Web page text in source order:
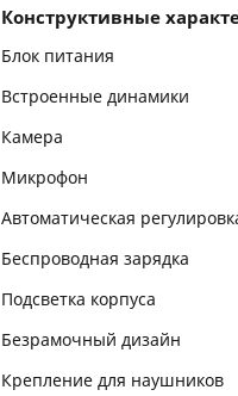
Конструктивные
Блок питания
Встроенные динамики
Камера
Микрофон
Автоматическая
Беспроводная зарядка
Подсветка корпуса
Безрамочный дизайн
Крепление для наушников